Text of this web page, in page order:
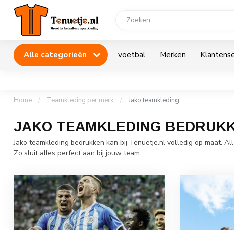
Alle categorieën voetbal Merken
Home / Teamkleding per merk / Jako teamkleding
JAKO TEAMKLEDING
Jako teamkleding bedrukken kan bij Tenuetje.nl volledig op maat.
Zo sluit alles perfect aan bij jouw team.